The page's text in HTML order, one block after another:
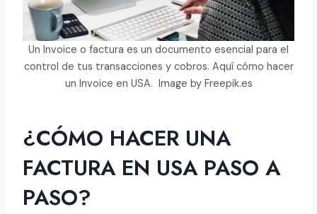
Plantilla Modelo de Factura para
Imprirmir gratis
Video de ayuda paso a paso (externo a
GuiaenUSA.com)
¿Sabes qué esun Invoice o factura?
¿Cuál es el objetivo de una factura?
Tipos y Ejemplos de facturas más
comunes en EE.UU.
Un Invoice o factura es un documento esencial para el
control de tus transacciones y cobros. Aquí cómo hacer
un Invoice en USA. Image by Freepik.es
¿CÓMO HACER UNA
FACTURA EN USA PASO A
PASO?